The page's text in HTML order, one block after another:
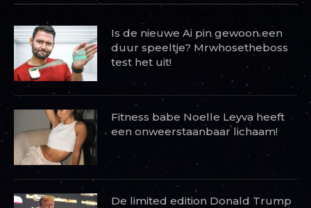
Is de nieuwe Ai pin gewoon een
duur speeltje? Mrwhosetheboss
test het uit!
Fitness babe Noelle Leyva heeft
een onweerstaanbaar lichaam!
De limited edition Donald Trump